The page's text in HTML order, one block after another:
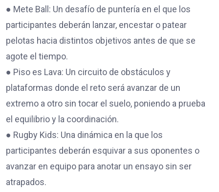
● Mete Ball: Un desafío de puntería en el que los
participantes deberán lanzar, encestar o patear
pelotas hacia distintos objetivos antes de que se
agote el tiempo.
● Piso es Lava: Un circuito de obstáculos y
plataformas donde el reto será avanzar de un
extremo a otro sin tocar el suelo, poniendo a prueba
el equilibrio y la coordinación.
● Rugby Kids: Una dinámica en la que los
participantes deberán esquivar a sus oponentes o
avanzar en equipo para anotar un ensayo sin ser
atrapados.